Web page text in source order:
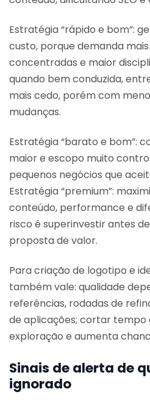
Estratégia “rápido e bom”:
custo, porque demanda
concentradas e maior
quando bem conduzida,
mais cedo, porém com
mudanças.
Estratégia “barato e bom”:
maior e escopo muito
pequenos negócios que
Estratégia “premium”:
conteúdo, performance e
risco é superinvestir antes
proposta de valor.
Para criação de logotipo e
também vale: qualidade
referências, rodadas de
de aplicações; cortar tempo
exploração e aumenta
Sinais de alerta de
ignorado